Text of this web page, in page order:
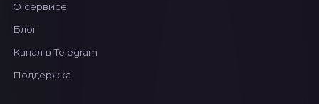
О сервисе
Блог
Канал в Telegram
Поддержка